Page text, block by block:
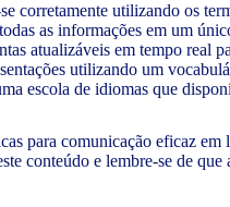
corretamente utilizando os
as informações em um
atualizáveis em tempo real
utilizando um
escola de idiomas que
para comunicação eficaz
conteúdo e lembre-se de